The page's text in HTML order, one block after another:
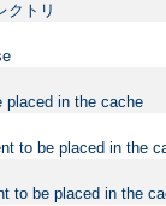
クトリ
placed in the cache
to be placed in the
to be placed in the